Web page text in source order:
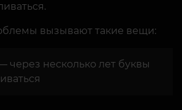
вызывают такие вещи:
через несколько лет буквы